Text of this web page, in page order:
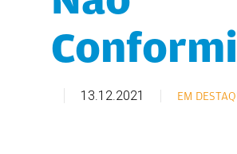
13.12.2021 EM